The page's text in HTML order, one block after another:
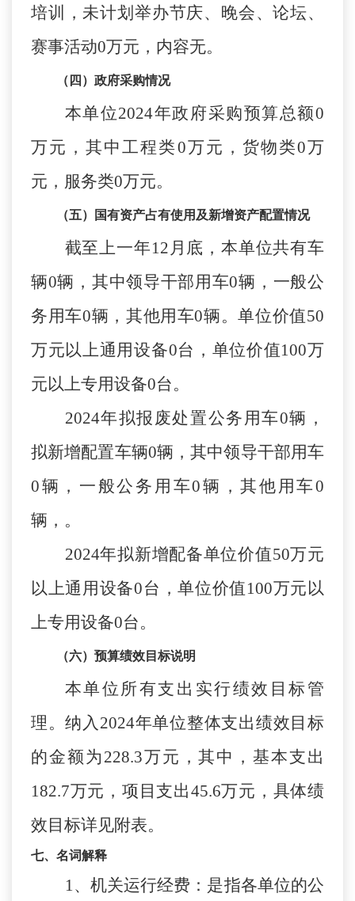
培训，未计划举办节庆、晚会、论坛、
赛事活动0万元，内容无。
（四）政府采购情况
本单位2024年政府采购预算总额0
万元，其中工程类0万元，货物类0万
元，服务类0万元。
（五）国有资产占有使用及新增资产配置情况
截至上一年12 月底，本单位共有车
辆0辆，其中领导干部用车0辆，一般公
务用车0辆，其他用车0辆。单位价值50
万元以上通用设备0台，单位价值100万
元以上专用设备0台。
2024年拟报废处置公务用车0辆，
拟新增配置车辆0辆，其中领导干部用车
0辆，一般公务用车0辆，其他用车0
辆，。
2024年拟新增配备单位价值50万元
以上通用设备0台，单位价值100万元以
上专用设备0台。
（六）预算绩效 目标说明
本单位所有支出实行绩效目标管
理。纳入 2024年单位整体支出绩效目标
的金额为 228.3万元，其中，基本支出
182.7万元，项目支出45.6万元，具体绩
效目标详见附表。
七、名词解释
1、机关运行经费：是指各单位的公